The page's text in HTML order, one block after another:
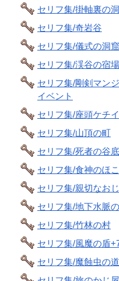
セリフ集/掛軸裏の
セリフ集/奇岩谷
セリフ集/儀式の洞
セリフ集/渓谷の宿場
セリフ集/剛剣マン
イベント
セリフ集/座頭ケチ
セリフ集/山頂の町
セリフ集/死者の谷
セリフ集/食神のほ
セリフ集/親切なお
セリフ集/地下水脈
セリフ集/竹林の村
セリフ集/風魔の盾
セリフ集/魔蝕虫の